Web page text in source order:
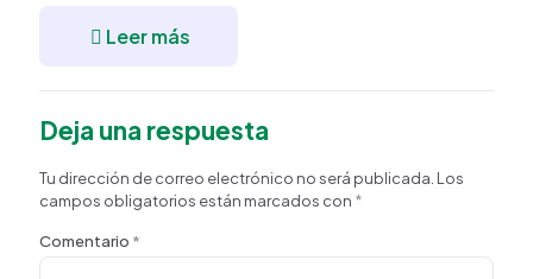
Leer más
Deja una respuesta
Tu dirección de correo electrónico no será publicada. Los
campos obligatorios están marcados con *
Comentario *